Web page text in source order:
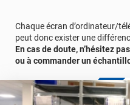
Chaque écran d’ordinateur/
peut donc exister une
En cas de doute, n’hésitez
ou à commander un